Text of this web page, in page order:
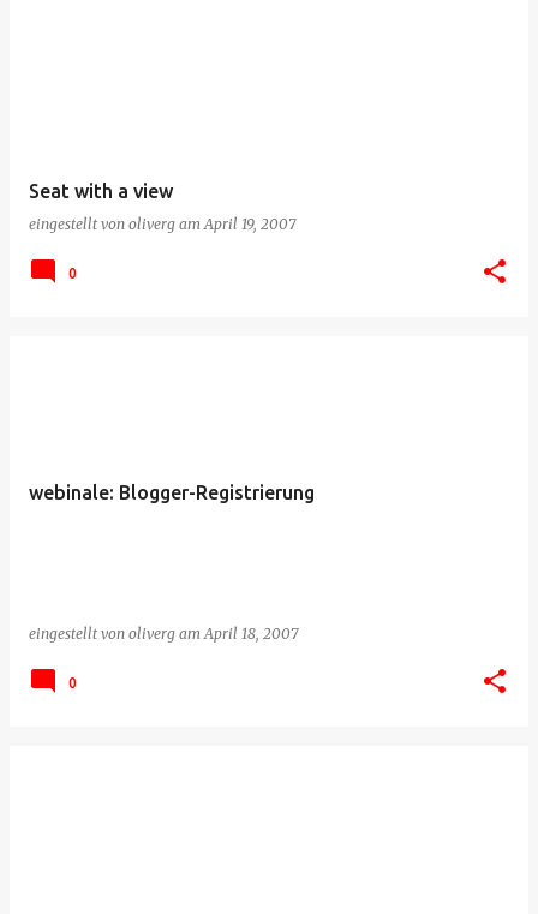
Seat with a view
eingestellt von oliverg amApril 19, 2007
0
webinale: Blogger-Registrierung
eingestellt von oliverg amApril 18, 2007
0